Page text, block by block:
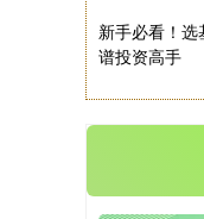
新手必看！
谱投资高手